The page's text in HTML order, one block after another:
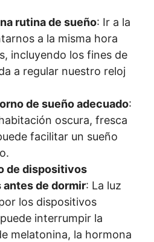
rutina de sueño: Ir a la
a la misma hora
incluyendo los fines de
a regular nuestro reloj
de sueño adecuado:
oscura, fresca
facilitar un sueño
de dispositivos
de dormir: La luz
los dispositivos
interrumpir la
melatonina, la hormona